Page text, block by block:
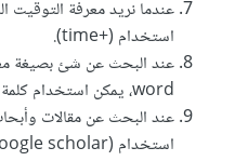
عندما نريد معرفة التوقيت
استخدام (+time).
word، يمكن استخدام كلمة (filetype).
عند البحث عن مقالات
استخدام (Google scholar).